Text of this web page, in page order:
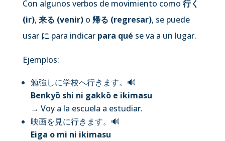
Con algunos verbos de movimiento como 行く
(ir), 来る (venir)o 帰る (regresar), se puede
usar に para indicar para qué se va a un lugar.
Ejemplos:
勉強しに学校へ行きます。 🔊
Benkyō shi ni gakkō e ikimasu
→ Voy a la escuela a estudiar.
映画を見に行きます。 🔊
Eiga o mi ni ikimasu